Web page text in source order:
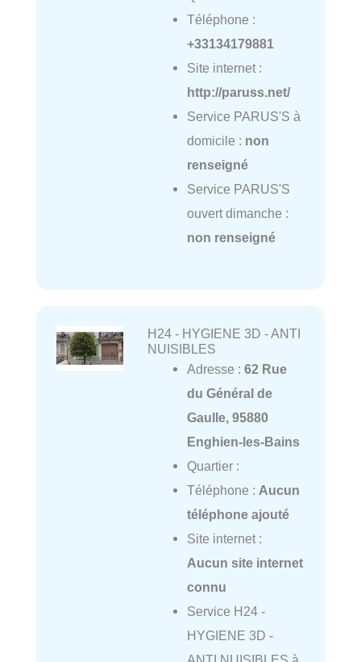
Téléphone :
+33134179881
Site internet :
http://paruss.net/
Service PARUS'S à
domicile : non
renseigné
Service PARUS'S
ouvert dimanche :
non renseigné
H24 - HYGIENE 3D - ANTI
NUISIBLES
Adresse : 62 Rue
du Général de
Gaulle, 95880
Enghien-les-Bains
Quartier :
Téléphone : Aucun
téléphone ajouté
Site internet :
Aucun site internet
connu
Service H24 -
HYGIENE 3D -